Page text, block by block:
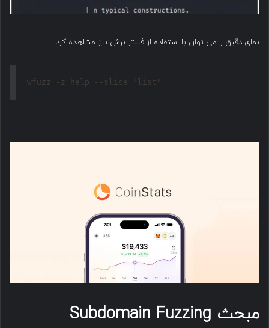
نمای دقیق را می توان با استفاده از فیلتر برش نیز مشاهده کرد:
wfuzz -z help --slice "list"
مبحث Subdomain Fuzzing